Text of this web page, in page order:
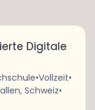
Digitale
•Vollzeit•
Schweiz•